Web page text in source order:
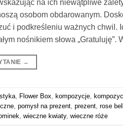
na ich niewątpliwe
osobom obdarowanym.
i podkreśleniu ważnych chwil.
nośnikiem słowa „Gratuluję”.
→
Flower Box kompozycje
pomysł na prezent prezent rose
wieczne kwiaty, wieczne róże